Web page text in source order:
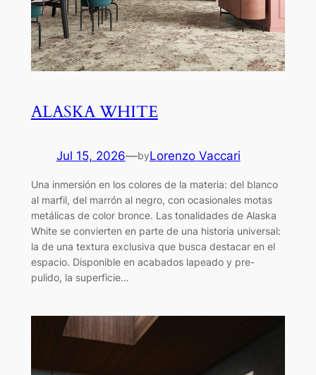
ALASKA WHITE
Jul 15, 2026—byLorenzo Vaccari
Una inmersión en los colores de la materia: del blanco
al marfil, del marrón al negro, con ocasionales motas
metálicas de color bronce. Las tonalidades de Alaska
White se convierten en parte de una historia universal:
la de una textura exclusiva que busca destacar en el
espacio. Disponible en acabados lapeado y pre-
pulido, la superficie…